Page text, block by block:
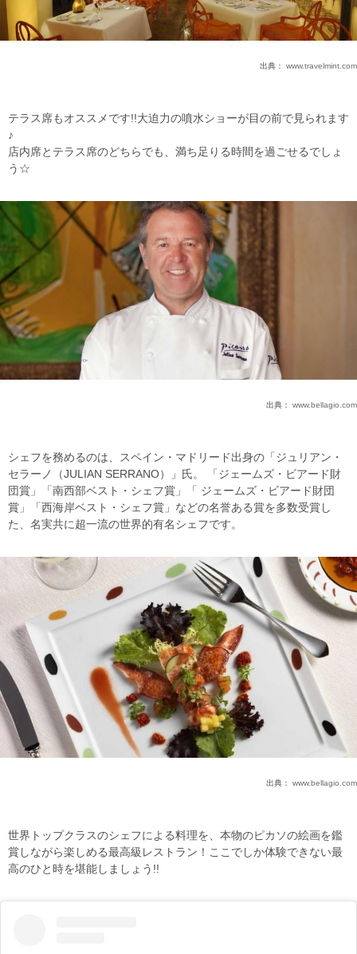
出典： www.travelmint.com
テラス席もオススメです!!大迫力の噴水ショーが目の前で見られます
♪
店内席とテラス席のどちらでも、満ち足りる時間を過ごせるでしょ
う☆
出典： www.bellagio.com
シェフを務めるのは、スペイン・マドリード出身の「ジュリアン・
セラーノ（JULIAN SERRANO）」氏。 「ジェームズ・ビアード財
団賞」「南西部ベスト・シェフ賞」「 ジェームズ・ビアード財団
賞」「西海岸ベスト・シェフ賞」などの名誉ある賞を多数受賞し
た、名実共に超一流の世界的有名シェフです。
出典： www.bellagio.com
世界トップクラスのシェフによる料理を、本物のピカソの絵画を鑑
賞しながら楽しめる最高級レストラン！ここでしか体験できない最
高のひと時を堪能しましょう!!